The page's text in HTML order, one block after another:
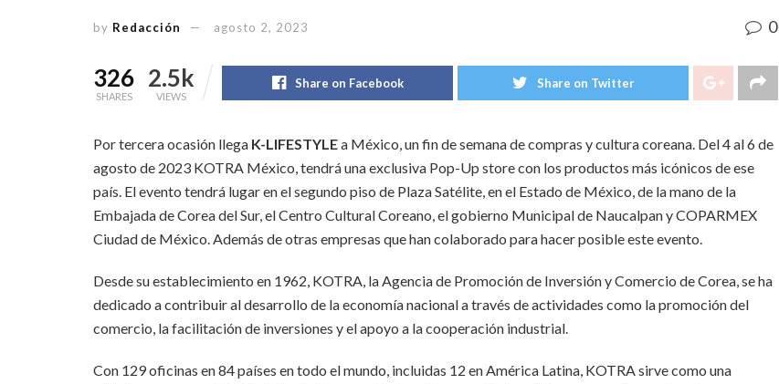
by Redacción agosto 2, 2023 0
326
SHARES
2.5k
VIEWS
Share on Facebook Share on Twitter
Por tercera ocasión llega K-LIFESTYLEa México, un fin de semana de compras y cultura coreana. Del 4 al 6 de
agosto de 2023 KOTRA México, tendrá una exclusiva Pop-Up store con los productos más icónicos de ese
país. El evento tendrá lugar en el segundo piso de Plaza Satélite, en el Estado de México, de la mano de la
Embajada de Corea del Sur, el Centro Cultural Coreano, el gobierno Municipal de Naucalpan y COPARMEX
Ciudad de México. Además de otras empresas que han colaborado para hacer posible este evento.
Desde su establecimiento en 1962, KOTRA, la Agencia de Promoción de Inversión y Comercio de Corea, se ha
dedicado a contribuir al desarrollo de la economía nacional a través de actividades como la promoción del
comercio, la facilitación de inversiones y el apoyo a la cooperación industrial.
Con 129 oficinas en 84 países en todo el mundo, incluidas 12 en América Latina, KOTRA sirve como una